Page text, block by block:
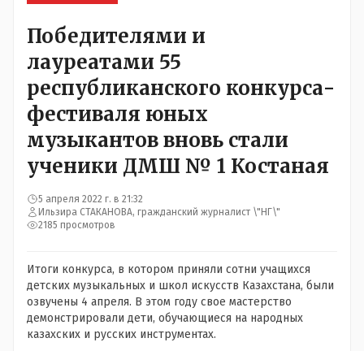
Победителями и
лауреатами 55
республиканского конкурса-
фестиваля юных
музыкантов вновь стали
ученики ДМШ № 1 Костаная
5 апреля 2022 г. в 21:32
Ильзира СТАКАНОВА, гражданский журналист \"НГ\"
2185 просмотров
Итоги конкурса, в котором приняли сотни учащихся
детских музыкальных и школ искусств Казахстана, были
озвучены 4 апреля. В этом году свое мастерство
демонстрировали дети, обучающиеся на народных
казахских и русских инструментах.